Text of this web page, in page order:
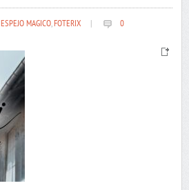
ESPEJO MAGICO,FOTERIX 0